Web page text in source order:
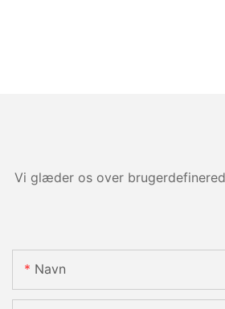
Vi glæder os over
Navn